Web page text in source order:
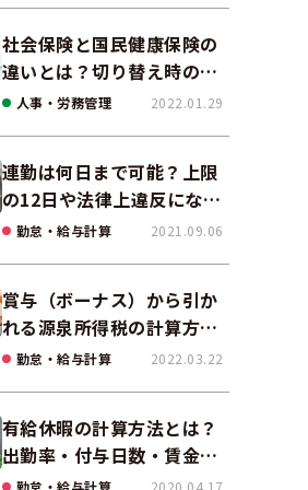
社会保険と国民健康保険の
違いとは？切り替え時の手
続きや任意継続について解
人事・労務管理 2022.01.29
連勤は何日まで可能？上限
の12日や法律上違反になる
場合も解説
勤怠・給与計算 2021.09.06
賞与（ボーナス）から引か
れる源泉所得税の計算方法
をわかりやすく解説
勤怠・給与計算 2022.03.22
有給休暇の計算方法とは？
出勤率・付与日数・賃金の
算出ポイントを実務に即し
勤怠・給与計算 2020.04.17